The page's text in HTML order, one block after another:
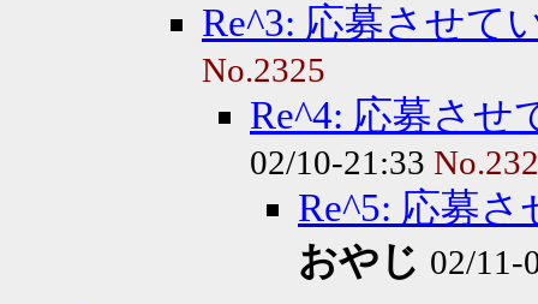
Re^3: 応募させて
No.2325
Re^4: 応募させ
02/10-21:33
Re^5: 応募
おやじ 02/11-